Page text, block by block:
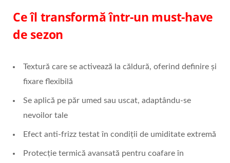
Ce îl transformă într-un must-have
de sezon
Textură care se activează la căldură, oferind definire și
fixare flexibilă
Se aplică pe păr umed sau uscat, adaptându-se
nevoilor tale
Efect anti-frizz testat în condiții de umiditate extremă
Protecție termică avansată pentru coafare în